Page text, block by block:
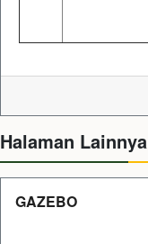
Halaman Lainnya
GAZEBO